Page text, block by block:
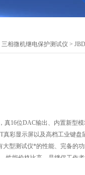
三相微机继电保护测试仪 >
真16位DAC输出、内置新型
真彩显示屏以及高档工业键盘
型测试仪*的性能、完备的
性能价格比高。是继保工作